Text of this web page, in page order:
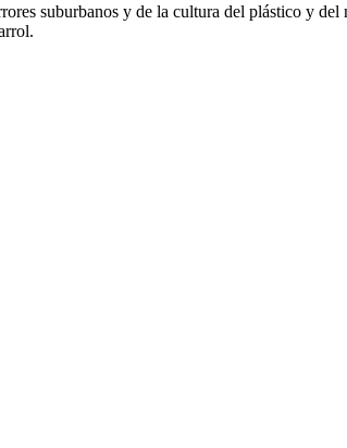
suburbanos y de la cultura del plástico y